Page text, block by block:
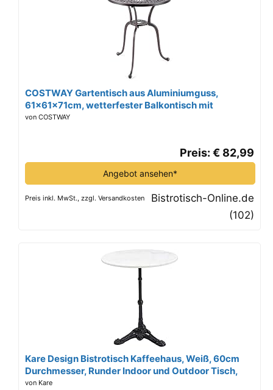
COSTWAY Gartentisch aus Aluminiumguss,
61x61x71cm, wetterfester Balkontisch mit
Schirmloch und verstellbaren Fußpolstern, runder
von COSTWAY
Preis: € 82,99
Angebot ansehen*
Preis inkl. MwSt., zzgl. Versandkosten
Bistrotisch-Online.de
(102)
Kare Design Bistrotisch Kaffeehaus, Weiß, 60cm
Durchmesser, Runder Indoor und Outdoor Tisch,
Kleiner Esstisch für Balkon, Garten, Terrasse,
von Kare